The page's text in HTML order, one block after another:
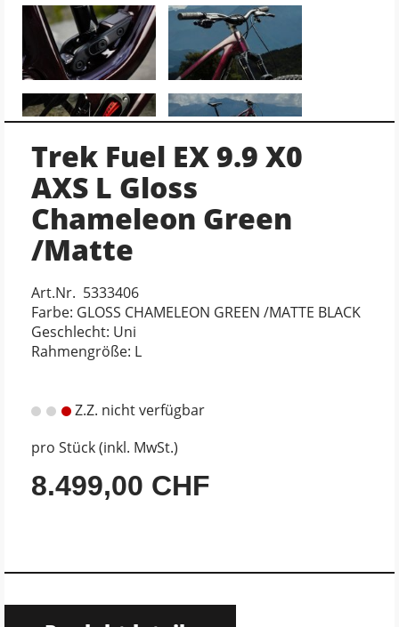
Trek Fuel EX 9.9 X0
AXS L Gloss
Chameleon Green
/Matte
Art.Nr. 5333406
Farbe: GLOSS CHAMELEON GREEN /MATTE BLACK
Geschlecht: Uni
Rahmengröße: L
Z.Z. nicht verfügbar
pro Stück (inkl. MwSt.)
8.499,00 CHF